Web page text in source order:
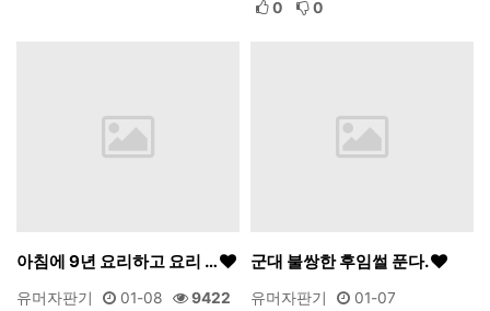
0
0
아침에 9년 요리하고 요리 …
유머자판기 01-08
9422
군대 불쌍한 후임썰 푼다.
유머자판기
01-07